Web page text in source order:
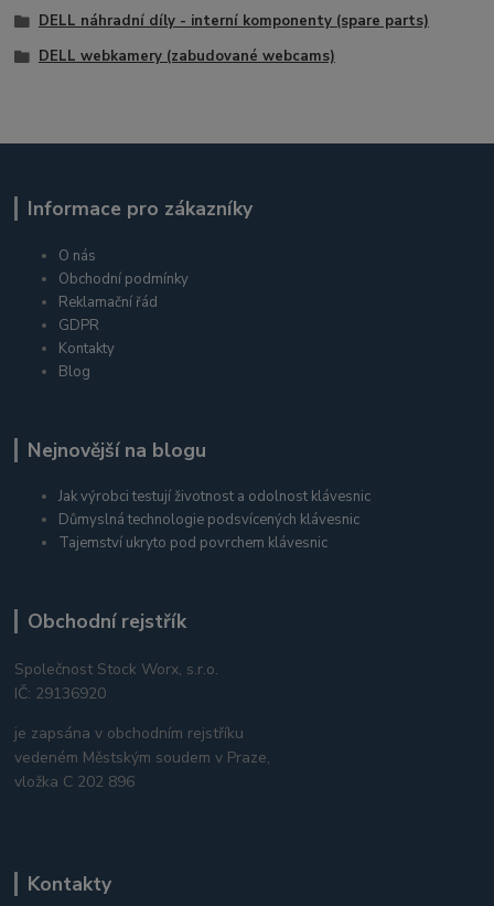
DELL náhradní díly - interní komponenty (spare parts)
DELL webkamery (zabudované webcams)
Informace pro zákazníky
O nás
Obchodní podmínky
Reklamační řád
GDPR
Kontakty
Blog
Nejnovější na blogu
Jak výrobci testují životnost a odolnost klávesnic
Důmyslná technologie podsvícených klávesnic
Tajemství ukryto pod povrchem klávesnic
Obchodní rejstřík
Společnost Stock Worx, s.r.o.
IČ: 29136920
je zapsána v obchodním rejstříku
vedeném Městským soudem v Praze,
vložka C 202 896
Kontakty